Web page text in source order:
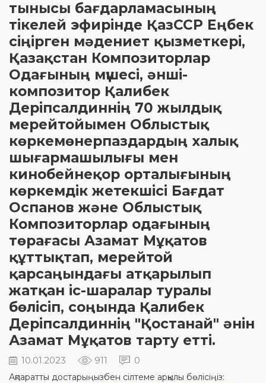
тынысы бағдарламасының
тікелей эфирінде ҚазССР Еңбек
сіңірген мәдениет қызметкері,
Қазақстан Композиторлар
Одағының мүшесі, әнші-
композитор Қалибек
Деріпсалдиннің 70 жылдық
мерейтойымен Облыстық
көркемөнерпаздардың халық
шығармашылығы мен
кинобейнеқор орталығының
көркемдік жетекшісі Бағдат
Оспанов және Облыстық
Композиторлар одағының
төрағасы Азамат Мұқатов
құттықтап, мерейтой
қарсаңындағы атқарылып
жатқан іс-шаралар туралы
бөлісіп, соңында Қалибек
Деріпсалдиннің "Қостанай" әнін
Азамат Мұқатов тарту етті.
10.01.2023 911 0
Ақпаратты достарыңызбен сілтеме арқылы бөлісіңіз: